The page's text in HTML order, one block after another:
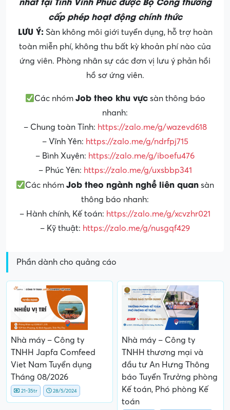
cấp phép hoạt động chính thức
LƯU Ý: Sàn không môi giới tuyển dụng, hỗ trợ hoàn
toàn miễn phí, không thu bất kỳ khoản phí nào của
ứng viên. Phòng nhân sự các đơn vị lưu ý phản hồi
hồ sơ ứng viên.
Các nhóm Job theo khu vựcsàn thông báo
nhanh:
– Chung toàn Tỉnh: https://zalo.me/g/wazevd618
– Vĩnh Yên: https://zalo.me/g/ndrfpj715
– Bình Xuyên: https://zalo.me/g/iboefu476
– Phúc Yên: https://zalo.me/g/uxsbbp341
Các nhómJob theo ngành nghề liên quan sàn
thông báo nhanh:
– Hành chính, Kế toán: https://zalo.me/g/xcvzhr021
– Kỹ thuật: https://zalo.me/g/nusgqf429
Phần dành cho quảng cáo
Nhà máy – Công ty
TNHH Japfa Comfeed
Viet Nam Tuyển dụng
Tháng 08/2026
21-35tr 28/5/2024
Nhà máy – Công ty
TNHH thương mại và
đầu tư An Hưng Thông
báo Tuyển Trưởng phòng
Kế toán, Phó phòng Kế
toán